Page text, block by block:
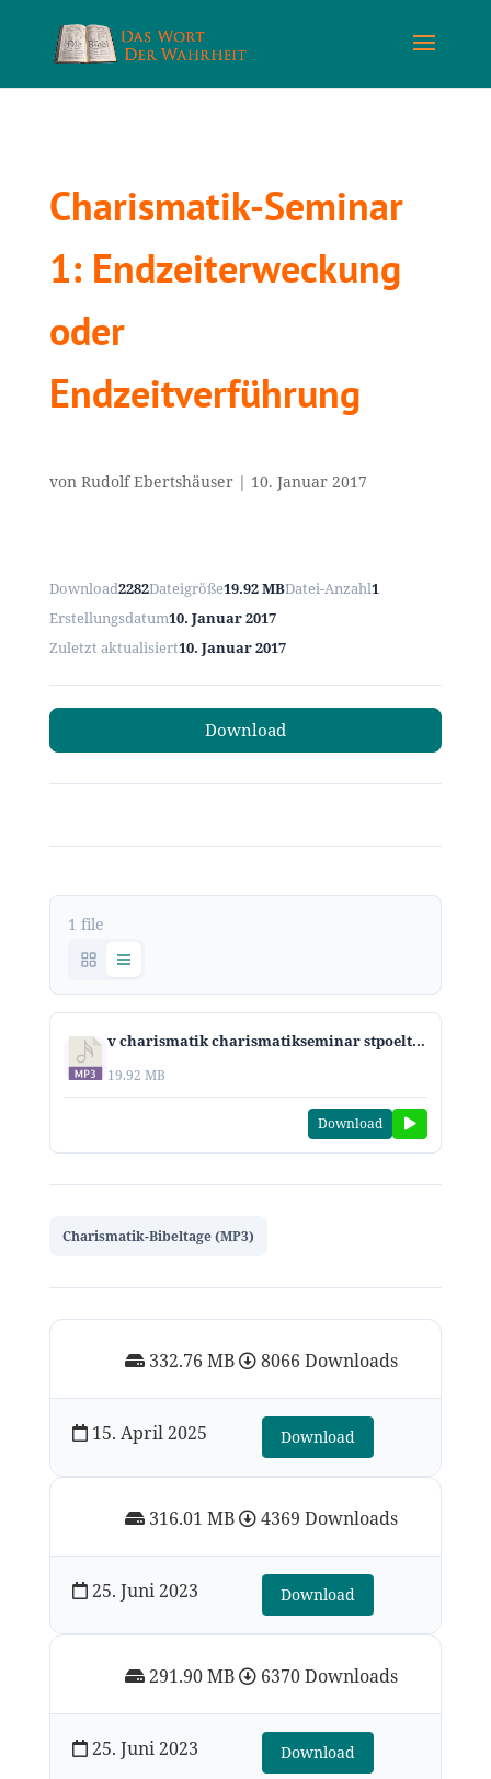
Charismatik-Seminar
1: Endzeiterweckung
oder
Endzeitverführung
von Rudolf Ebertshäuser| 10. Januar 2017
Download2282Dateigröße19.92 MBDatei-Anzahl1
Erstellungsdatum10. Januar 2017
Zuletzt aktualisiert10. Januar 2017
Download
1 file
v charismatik charismatikseminar stpoelten 1
19.92 MB
Download
Charismatik-Bibeltage (MP3)
332.76 MB 8066 Downloads
15. April 2025 Download
316.01 MB 4369 Downloads
25. Juni 2023 Download
291.90 MB 6370 Downloads
25. Juni 2023 Download